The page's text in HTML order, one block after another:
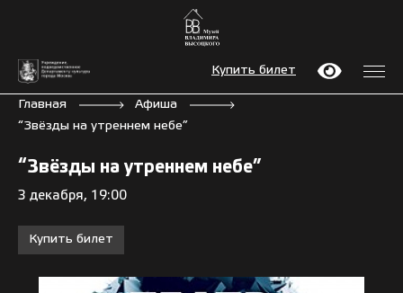
Купить билет
Главная
Афиша
“Звёзды на утреннем небе”
“Звёзды на утреннем небе”
3 декабря, 19:00
Купить билет